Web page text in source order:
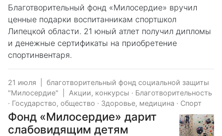
Благотворительный фонд «Милосердие» вручил
ценные подарки воспитанникам спортшкол
Липецкой области. 21 юный атлет получил дипломы
и денежные сертификаты на приобретение
спортинвентаря.
21 июля
благотворительный фонд социальной защиты
"Милосердие"
Акции, конкурсы · Благотворительность
· Государство, общество · Здоровье, медицина · Спорт
Фонд «Милосердие» дарит
слабовидящим детям